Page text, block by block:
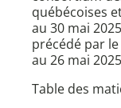
québécoises
au 30 mai
précédé par
au 26 mai
Table des